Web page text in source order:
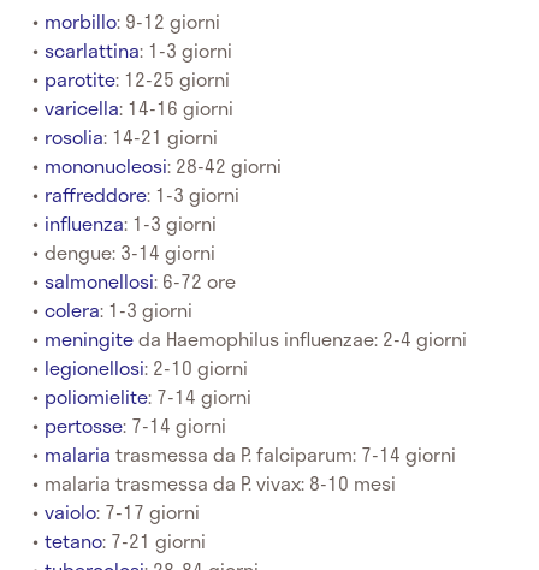
morbillo: 9-12 giorni
scarlattina: 1-3 giorni
parotite: 12-25 giorni
varicella: 14-16 giorni
rosolia: 14-21 giorni
mononucleosi: 28-42 giorni
raffreddore: 1-3 giorni
influenza: 1-3 giorni
dengue: 3-14 giorni
salmonellosi: 6-72 ore
colera: 1-3 giorni
meningiteda Haemophilus influenzae: 2-4 giorni
legionellosi: 2-10 giorni
poliomielite: 7-14 giorni
pertosse: 7-14 giorni
malariatrasmessa da P. falciparum: 7-14 giorni
malaria trasmessa da P. vivax: 8-10 mesi
vaiolo: 7-17 giorni
tetano: 7-21 giorni